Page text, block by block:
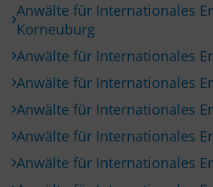
Anwälte für Internationales
Korneuburg
Anwälte für Internationales
Anwälte für Internationales
Anwälte für Internationales
Anwälte für Internationales
Anwälte für Internationales